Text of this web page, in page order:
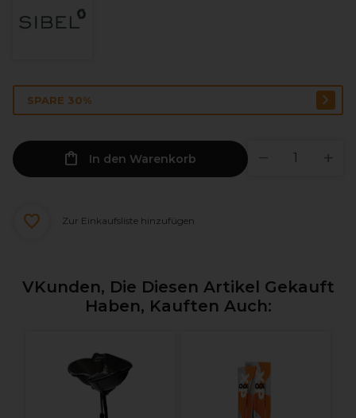
SPARE 30%
In den Warenkorb
Zur Einkaufsliste hinzufügen
VKunden, Die Diesen Artikel Gekauft
Haben, Kauften Auch: